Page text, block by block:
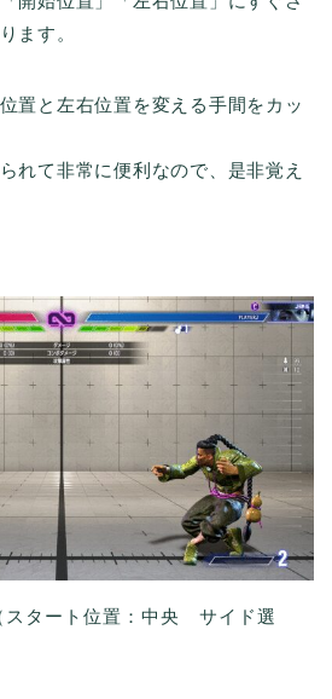
ます。
置と左右位置を変える手間をカッ
れて非常に便利なので、是非覚え
タート位置：中央 サイド選